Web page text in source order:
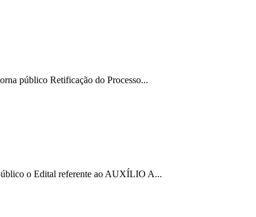
público Retificação do Processo...
o Edital referente ao AUXÍLIO A...